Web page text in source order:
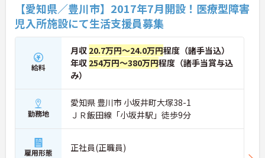
【愛知県／豊川市】2017年7月開設！医療型障害
児入所施設にて生活支援員募集
給料
月収 20.7万円～24.0万円程度（諸手当込）
年収 254万円～380万円程度（諸手当賞与込
み）
勤務地
愛知県 豊川市 小坂井町大塚38-1
ＪＲ飯田線「小坂井駅」徒歩9分
雇用形態 正社員(正職員)